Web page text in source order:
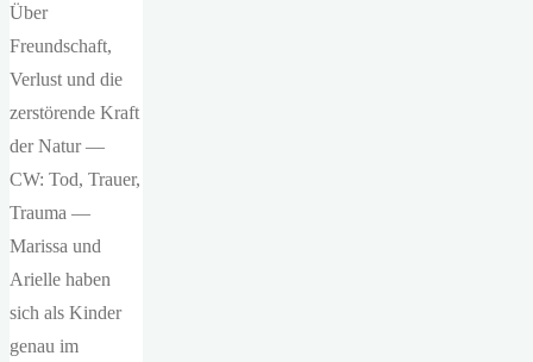
Über
Freundschaft,
Verlust und die
zerstörende Kraft
der Natur —
CW: Tod, Trauer,
Trauma —
Marissa und
Arielle haben
sich als Kinder
genau im